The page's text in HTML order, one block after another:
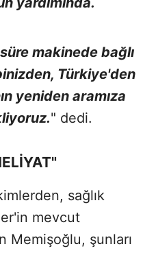
makinede bağlı
Türkiye'den
yeniden aramıza
" dedi.
sağlık
mevcut
Memişoğlu, şunları